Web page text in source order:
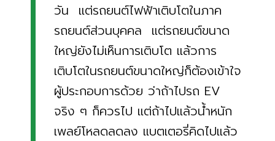
วัน แต่รถยนต์ไฟฟ้าเติบโตในภาค
รถยนต์ส่วนบุคคล แต่รถยนต์ขนาด
ใหญ่ยังไม่เห็นการเติบโต แล้วการ
เติบโตในรถยนต์ขนาดใหญ่ก็ต้องเข้าใจ
ผู้ประกอบการด้วย ว่าถ้าไปรถ EV
จริง ๆ ก็ควรไป แต่ถ้าไปแล้วน้ำหนัก
เพลย์โหลดลดลง แบตเตอรี่คิดไปแล้ว